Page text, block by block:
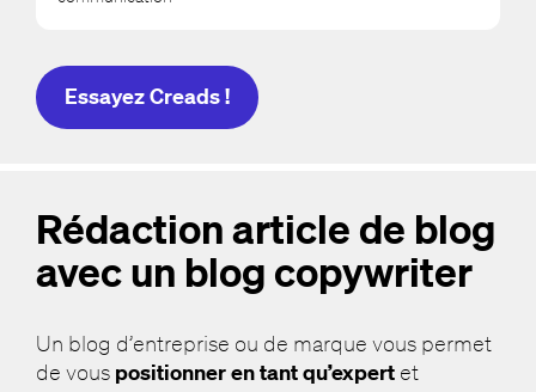
Essayez Creads !
Rédaction article de blog
avec un blog copywriter
Un blog d’entreprise ou de marque vous permet
de vous positionner en tant qu’expertet